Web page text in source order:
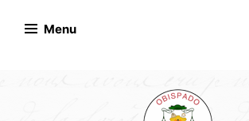
Menu